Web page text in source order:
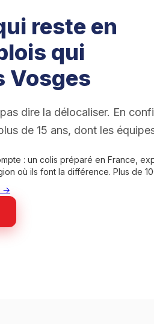
reste en
qui
Vosges
dire la délocaliser. En
de 15 ans, dont les
: un colis préparé en France,
où ils font la différence. Plus de
→